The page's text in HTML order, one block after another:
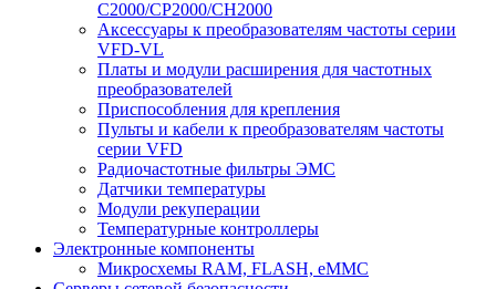
С2000/CP2000/CH2000
Аксессуары к преобразователям частоты серии
VFD-VL
Платы и модули расширения для частотных
преобразователей
Приспособления для крепления
Пульты и кабели к преобразователям частоты
серии VFD
Радиочастотные фильтры ЭМС
Датчики температуры
Модули рекуперации
Температурные контроллеры
Электронные компоненты
Микросхемы RAM, FLASH, eMMC